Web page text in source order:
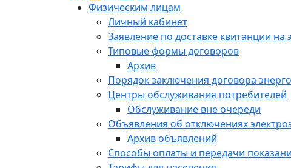
Физическим лицам
Личный кабинет
Заявление по доставке квитанции на
Типовые формы договоров
Архив
Порядок заключения договора
Центры обслуживания потребителей
Обслуживание вне очереди
Объявления об отключениях
Архив объявлений
Способы оплаты и передачи